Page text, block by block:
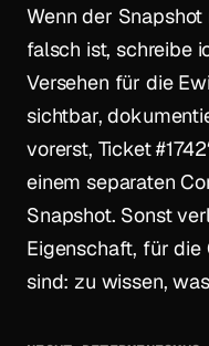
Wenn der
falsch ist, schreibe
Versehen für die
sichtbar,
vorerst, Ticket
einem separaten
Snapshot. Sonst
Eigenschaft, für die
sind: zu wissen,